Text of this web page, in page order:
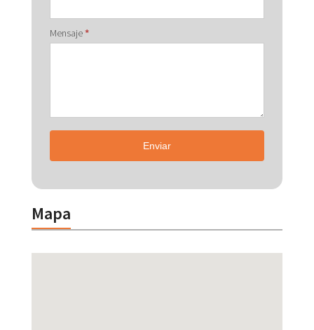
Mensaje*
Enviar
Mapa